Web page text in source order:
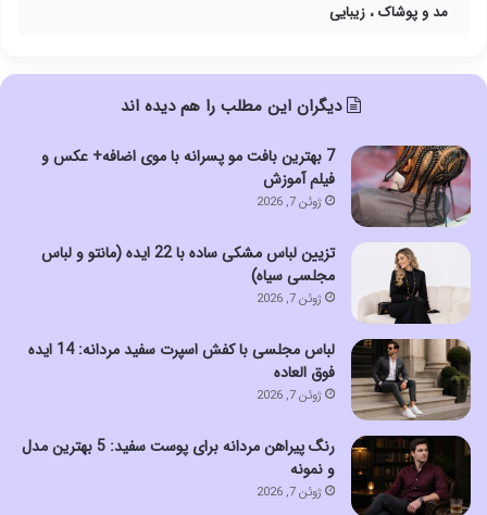
مد و پوشاک ، زیبایی
دیگران این مطلب را هم دیده اند
7 بهترین بافت مو پسرانه با موی اضافه+ عکس و
فیلم آموزش
ژوئن 7, 2026
تزیین لباس مشکی ساده با 22 ایده (مانتو و لباس
مجلسی سیاه)
ژوئن 7, 2026
لباس مجلسی با کفش اسپرت سفید مردانه: 14 ایده
فوق العاده
ژوئن 7, 2026
رنگ پیراهن مردانه برای پوست سفید: 5 بهترین مدل
و نمونه
ژوئن 7, 2026